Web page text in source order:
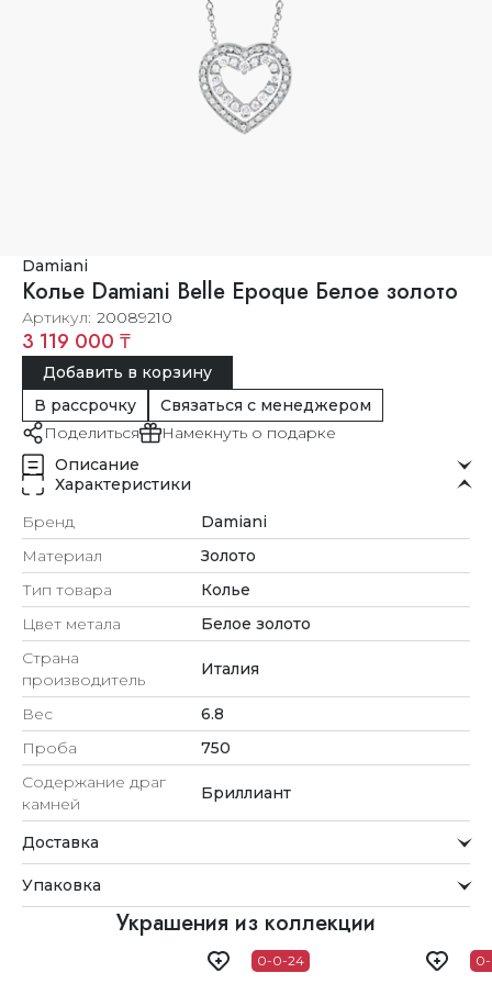
Damiani
Колье Damiani Belle Epoque Белое золото
Артикул 20089210
3 119 000 ₸
Добавить в корзину
В рассрочку
Связаться с менеджером
Поделиться
Намекнуть о подарке
Описание
Характеристики
Бренд
Damiani
Материал
Золото
Тип товара
Колье
Цвет метала
Белое золото
Страна
производитель
Италия
Вес
6.8
Проба
750
Содержание драг
камней
Бриллиант
Доставка
Мы стремимся обрабатывать заказы максимально
быстро и доставлять их прямо до вашей двери в
удобное для вас время.
Упаковка
Внимание к деталям
Каждое украшение проходит тщательную проверку
Украшения из коллекции
0-0-24